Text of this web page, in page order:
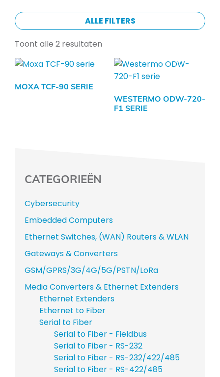
ALLE FILTERS
Toont alle 2 resultaten
MOXA TCF-90 SERIE
WESTERMO ODW-720-
F1 SERIE
CATEGORIEËN
Cybersecurity
Embedded Computers
Ethernet Switches, (WAN) Routers & WLAN
Gateways & Converters
GSM/GPRS/3G/4G/5G/PSTN/LoRa
Media Converters & Ethernet Extenders
Ethernet Extenders
Ethernet to Fiber
Serial to Fiber
Serial to Fiber - Fieldbus
Serial to Fiber - RS-232
Serial to Fiber - RS-232/422/485
Serial to Fiber - RS-422/485